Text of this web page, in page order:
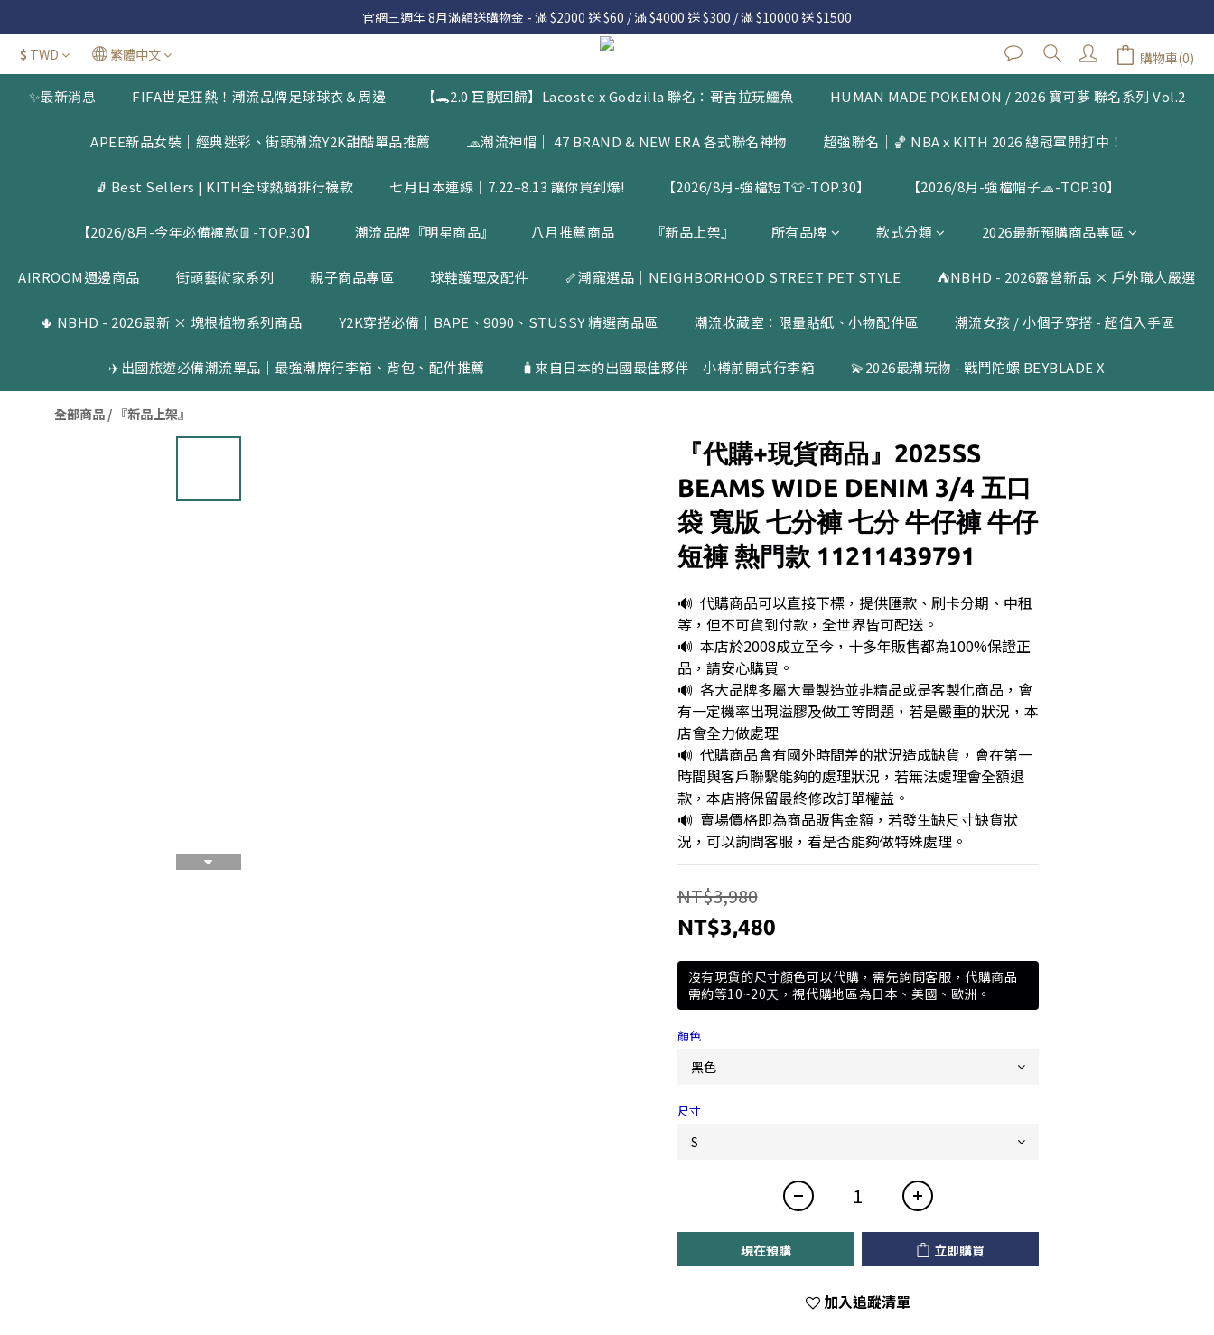
官網三週年 8月滿額送購物金 - 滿 $2000 送 $60 / 滿 $4000 送 $300 / 滿 $10000 送 $1500
官網三週年 8月滿額送購物金 - 滿 $2000 送 $60 / 滿 $4000 送 $300 / 滿 $10000 送 $1500
7.22 – 8.13 日本連線中，絕對讓你買到爆
新加入會員享有 $50購物金  |  消費滿$5000即可免運  |  會員好康制度請詳閱公告
$ TWD 繁體中文 購物車(0)
✨最新消息 FIFA世足狂熱！潮流品牌足球球衣＆周邊 【🐊2.0 巨獸回歸】Lacoste x Godzilla 聯名：哥吉拉玩鱷魚 HUMAN MADE POKEMON / 2026 寶可夢 聯名系列 Vol.2
APEE新品女裝｜經典迷彩、街頭潮流Y2K甜酷單品推薦 🧢潮流神帽｜ 47 BRAND & NEW ERA 各式聯名神物 超強聯名｜🏀 NBA x KITH 2026 總冠軍開打中！
🧦 Best Sellers | KITH全球熱銷排行襪款 七月日本連線｜7.22–8.13 讓你買到爆! 【2026/8月-強檔短T👕-TOP.30】 【2026/8月-強檔帽子🧢-TOP.30】
【2026/8月-今年必備褲款👖-TOP.30】 潮流品牌『明星商品』 八月推薦商品 『新品上架』 所有品牌 款式分類 2026最新預購商品專區
AIRROOM週邊商品 街頭藝術家系列 親子商品專區 球鞋護理及配件 🦴潮寵選品｜NEIGHBORHOOD STREET PET STYLE ⛺️NBHD - 2026露營新品 × 戶外職人嚴選
🌵 NBHD - 2026最新 × 塊根植物系列商品 Y2K穿搭必備｜BAPE、9090、STUSSY 精選商品區 潮流收藏室：限量貼紙、小物配件區 潮流女孩 / 小個子穿搭 - 超值入手區
✈️出國旅遊必備潮流單品｜最強潮牌行李箱、背包、配件推薦 🧳來自日本的出國最佳夥伴｜小樽前開式行李箱 💫2026最潮玩物 - 戰鬥陀螺 BEYBLADE X
全部商品 / 『新品上架』
『代購+現貨商品』2025SS
BEAMS WIDE DENIM 3/4 五口
袋 寬版 七分褲 七分 牛仔褲 牛仔
短褲 熱門款 11211439791
🔊  代購商品可以直接下標，提供匯款、刷卡分期、中租
等，但不可貨到付款，全世界皆可配送。
🔊  本店於2008成立至今，十多年販售都為100%保證正
品，請安心購買。
🔊  各大品牌多屬大量製造並非精品或是客製化商品，會
有一定機率出現溢膠及做工等問題，若是嚴重的狀況，本
店會全力做處理
🔊  代購商品會有國外時間差的狀況造成缺貨，會在第一
時間與客戶聯繫能夠的處理狀況，若無法處理會全額退
款，本店將保留最終修改訂單權益。
🔊  賣場價格即為商品販售金額，若發生缺尺寸缺貨狀
況，可以詢問客服，看是否能夠做特殊處理。
NT$3,980
NT$3,480
沒有現貨的尺寸顏色可以代購，需先詢問客服，代購商品
需約等10~20天，視代購地區為日本、美國、歐洲。
顏色
尺寸
現在預購 立即購買
加入追蹤清單
立即購買